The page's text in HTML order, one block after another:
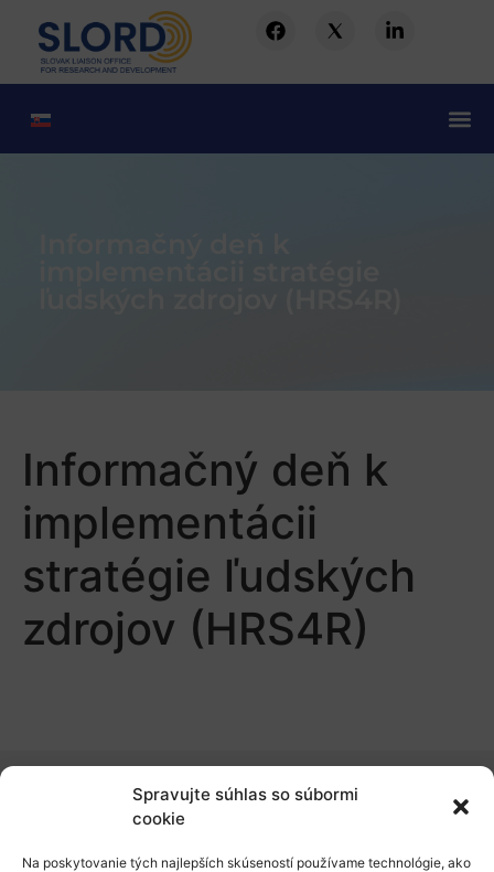
Spravujte súhlas so súbormi
cookie
Na poskytovanie tých najlepších skúseností používame technológie, ako
Informačný deň k
implementácii
stratégie ľudských
zdrojov (HRS4R)
Naše služby